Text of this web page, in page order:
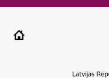
Pārlekt
galveno